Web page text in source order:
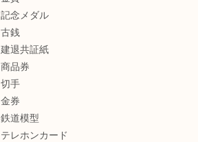
記念メダル
古銭
建退共証紙
商品券
切手
金券
鉄道模型
テレホンカード